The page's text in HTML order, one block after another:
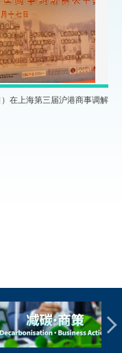
在上海第三届沪港商事调解